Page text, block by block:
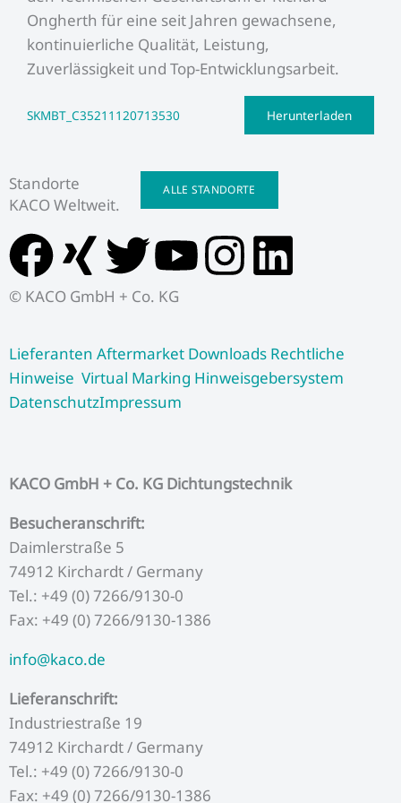
Ongherth für eine seit Jahren gewachsene,
kontinuierliche Qualität, Leistung,
Zuverlässigkeit und Top-Entwicklungsarbeit.
SKMBT_C35211120713530 Herunterladen
Standorte
KACO Weltweit.
ALLE STANDORTE
F
a
c
e
o
o
k
X
i
n
g
T
w
i
t
e
r
Y
o
u
t
b
I
s
t
g
L
n
k
d
© KACO GmbH + Co. KG
Lieferanten Aftermarket Downloads Rechtliche
Hinweise Virtual Marking Hinweisgebersystem
DatenschutzImpressum
KACO GmbH + Co. KG Dichtungstechnik
Besucheranschrift:
Daimlerstraße 5
74912 Kirchardt / Germany
Tel.: +49 (0) 7266/9130-0
Fax: +49 (0) 7266/9130-1386
info@kaco.de
Lieferanschrift:
Industriestraße 19
74912 Kirchardt / Germany
Tel.: +49 (0) 7266/9130-0
Fax: +49 (0) 7266/9130-1386